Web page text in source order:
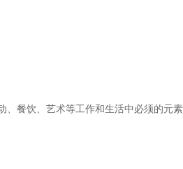
、餐饮、艺术等工作和生活中必须的元